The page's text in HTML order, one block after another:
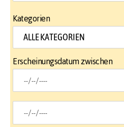
Kategorien
Erscheinungsdatum zwischen